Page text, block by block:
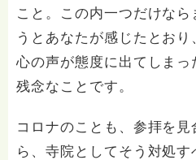
こと。この内一つだけな
うとあなたが感じたとお
心の声が態度に出てしま
残念なことです。
コロナのことも、参拝を
ら、寺院としてそう対処